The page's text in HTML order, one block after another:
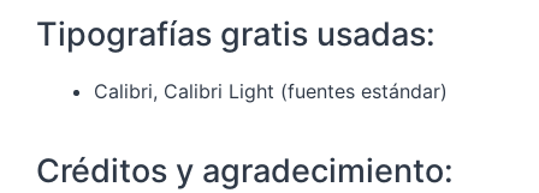
Tipografías gratis usadas:
Calibri, Calibri Light (fuentes estándar)
Créditos y agradecimiento: